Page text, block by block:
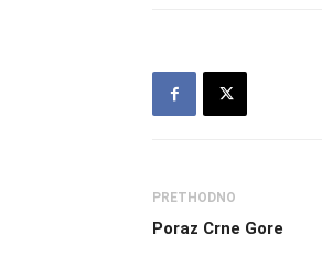
PRETHODNO
Poraz Crne Gore